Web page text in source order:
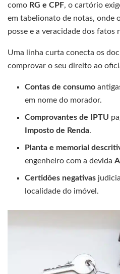
como RG e CPF, o cartório
em tabelionato de notas, onde
posse e a veracidade dos fatos
Uma linha curta conecta os
comprovar o seu direito ao
Contas de consumo
em nome do morador.
Comprovantes de IPTU
Imposto de Renda.
Planta e memorial
engenheiro com a devida
Certidões negativas
localidade do imóvel.